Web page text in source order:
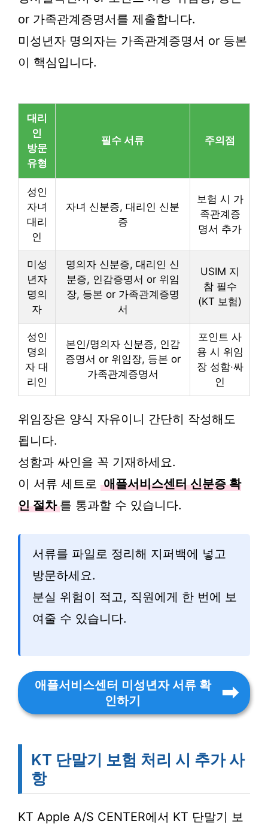
or 가족관계증명서를 제출합니다.
미성년자 명의자는 가족관계증명서 or 등본
이 핵심입니다.
대리
인
방문
유형
필수 서류 주의점
성인
자녀
대리
인
자녀 신분증, 대리인 신분
증
보험 시 가
족관계증
명서 추가
미성
년자
명의
자
명의자 신분증, 대리인 신
분증, 인감증명서 or 위임
장, 등본 or 가족관계증명
서
USIM 지
참 필수
(KT 보험)
성인
명의
자 대
리인
본인/명의자 신분증, 인감
증명서 or 위임장, 등본 or
가족관계증명서
포인트 사
용 시 위임
장 성함·싸
인
위임장은 양식 자유이니 간단히 작성해도
됩니다.
성함과 싸인을 꼭 기재하세요.
이 서류 세트로 애플서비스센터 신분증 확
인 절차 를 통과할 수 있습니다.
서류를 파일로 정리해 지퍼백에 넣고
방문하세요.
분실 위험이 적고, 직원에게 한 번에 보
여줄 수 있습니다.
애플서비스센터 미성년자 서류 확
인하기
KT 단말기 보험 처리 시 추가 사
항
KT Apple A/S CENTER에서 KT 단말기 보